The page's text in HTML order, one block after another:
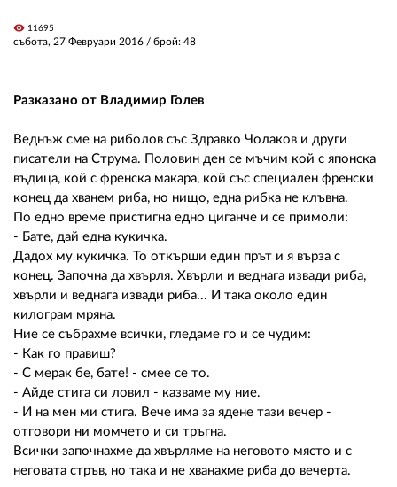
събота, 27 Февруари 2016 / брой: 48
visibility 11695
Разказано от Владимир Голев
Веднъж сме на риболов със Здравко Чолаков и други
писатели на Струма. Половин ден се мъчим кой с японска
въдица, кой с френска макара, кой със специален френски
конец да хванем риба, но нищо, една рибка не клъвна.
По едно време пристигна едно циганче и се примоли:
- Бате, дай една кукичка.
Дадох му кукичка. То откърши един прът и я върза с
конец. Започна да хвърля. Хвърли и веднага извади риба,
хвърли и веднага извади риба... И така около един
килограм мряна.
Ние се събрахме всички, гледаме го и се чудим:
- Как го правиш?
- С мерак бе, бате! - смее се то.
- Айде стига си ловил - казваме му ние.
- И на мен ми стига. Вече има за ядене тази вечер -
отговори ни момчето и си тръгна.
Всички започнахме да хвърляме на неговото място и с
неговата стръв, но така и не хванахме риба до вечерта.
ЗА НАС
РЕКЛАМА
АБОНАМЕНТ
УСЛОВИЯ ЗА ПОЛЗВАНЕ
ПОЛИТИКА ЗА БИСКВИТКИТЕ
ПОЛИТИКАТА ЗА
02 975 20 35